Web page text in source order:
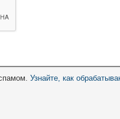
Узнайте, как